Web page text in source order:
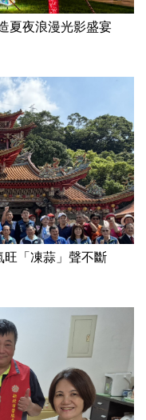
夏夜浪漫光影盛宴
「凍蒜」聲不斷